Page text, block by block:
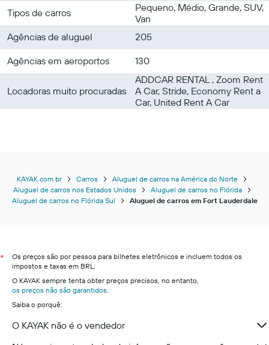
Tipos de carros
Pequeno, Médio, Grande, SUV,
Van
Agências de aluguel
205
Agências em aeroportos
130
Locadoras muito procuradas
ADDCAR RENTAL , Zoom Rent
A Car, Stride, Economy Rent a
Car, United Rent A Car
KAYAK.com.br Carros
Aluguel de carros na América do Norte
Aluguel de carros nos Estados Unidos
Aluguel de carros no Flórida
Aluguel de carros no Flórida Sul
Aluguel de carros em Fort Lauderdale
*
Os preços são por pessoa para bilhetes eletrônicos e incluem todos os
impostos e taxas em BRL.
O KAYAK sempre tenta obter preços precisos, no entanto,
os preços não são garantidos
Saiba o porquê:
O KAYAK não é o vendedor